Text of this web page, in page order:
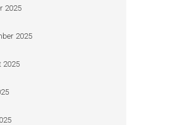
2025
2025
2025